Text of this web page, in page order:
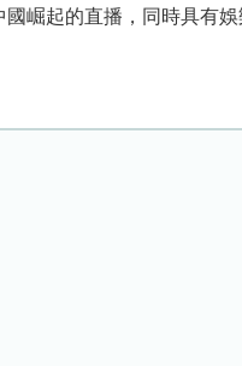
崛起的直播，同時具有